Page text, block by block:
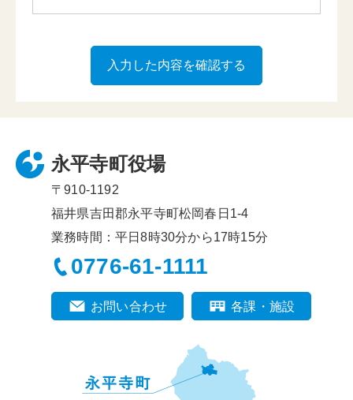
永平寺町役場
〒910-1192
福井県吉田郡永平寺町松岡春日1-4
業務時間：平日8時30分から17時15分
0776-61-1111
お問い合わせ 各課・施設